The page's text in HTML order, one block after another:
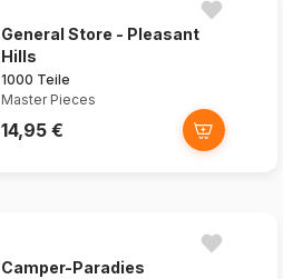
General Store - Pleasant
Hills
1000 Teile
Master Pieces
14,95 €
Camper-Paradies